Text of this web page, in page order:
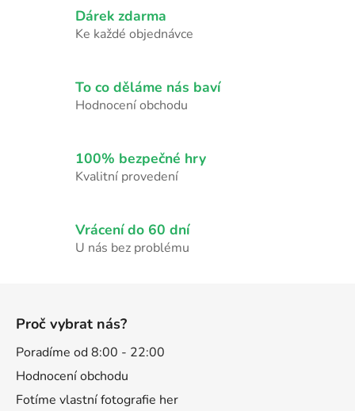
d
í
p
k
y
p
i
Dárek zdarma
Ke každé objednávce
To co děláme nás baví
Hodnocení obchodu
100% bezpečné hry
Kvalitní provedení
Vrácení do 60 dní
U nás bez problému
Proč vybrat nás?
Poradíme od 8:00 - 22:00
Hodnocení obchodu
Fotíme vlastní fotografie her